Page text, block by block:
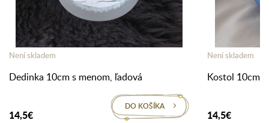
Není skladem
Dedinka 10cm s menom, ľadová
14,5€
DO KOŠÍKA
Není skladem
Kostol 10cm
14,5€